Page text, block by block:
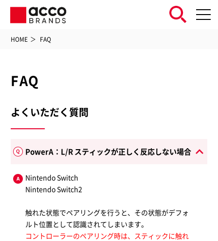
HOME FAQ
FAQ
よくいただく質問
PowerA：L/R スティックが正しく反応しない場合
Nintendo Switch
Nintendo Switch2
触れた状態でペアリングを行うと、その状態がデフォ
ルト位置として認識されてしまいます。
コントローラーのペアリング時は、スティックに触れ